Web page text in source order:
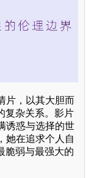
片，以其大胆而
复杂关系。影片
诱惑与选择的世
她在追求个人自
脆弱与最强大的